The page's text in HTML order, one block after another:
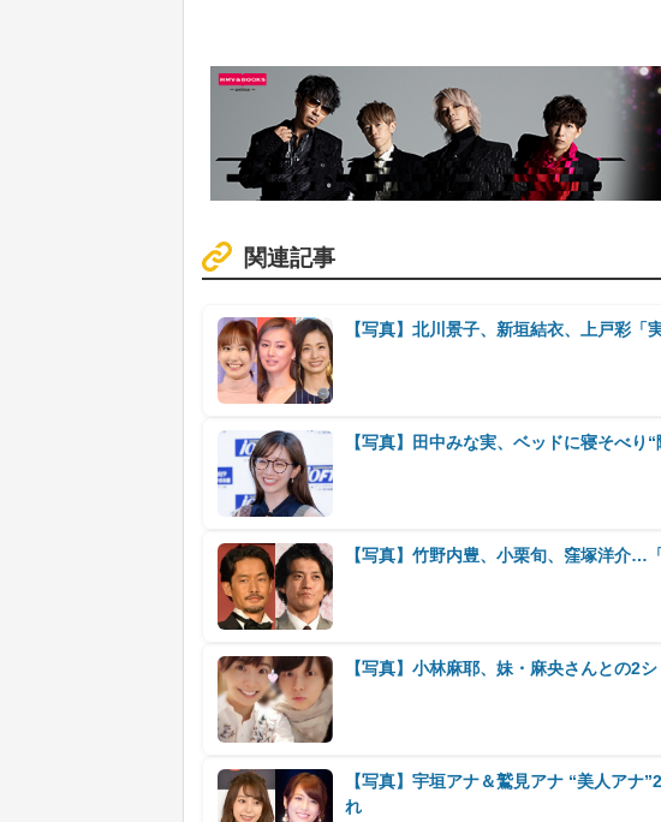
関連記事
【写真】北川景子、新垣結衣、上戸彩「
【写真】田中みな実、ベッドに寝そべり
【写真】竹野内豊、小栗旬、窪塚洋介…
【写真】小林麻耶、妹・麻央さんとの2シ
【写真】宇垣アナ＆鷲見アナ “美人アナ
れ